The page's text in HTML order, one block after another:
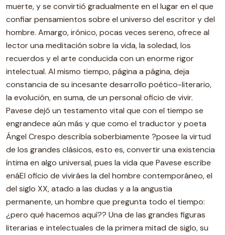
muerte, y se convirtió gradualmente en el lugar en el que
confiar pensamientos sobre el universo del escritor y del
hombre. Amargo, irónico, pocas veces sereno, ofrece al
lector una meditación sobre la vida, la soledad, los
recuerdos y el arte conducida con un enorme rigor
intelectual. Al mismo tiempo, página a página, deja
constancia de su incesante desarrollo poético-literario,
la evolución, en suma, de un personal oficio de vivir.
Pavese dejó un testamento vital que con el tiempo se
engrandece aún más y que como el traductor y poeta
Ángel Crespo describía soberbiamente ?posee la virtud
de los grandes clásicos, esto es, convertir una existencia
íntima en algo universal, pues la vida que Pavese escribe
enáEl oficio de viviráes la del hombre contemporáneo, el
del siglo XX, atado a las dudas y a la angustia
permanente, un hombre que pregunta todo el tiempo:
¿pero qué hacemos aquí?? Una de las grandes figuras
literarias e intelectuales de la primera mitad de siglo, su